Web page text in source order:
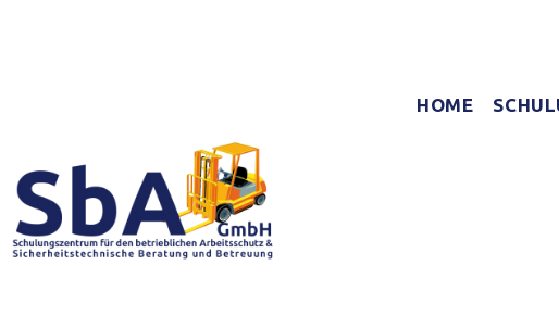
HOME